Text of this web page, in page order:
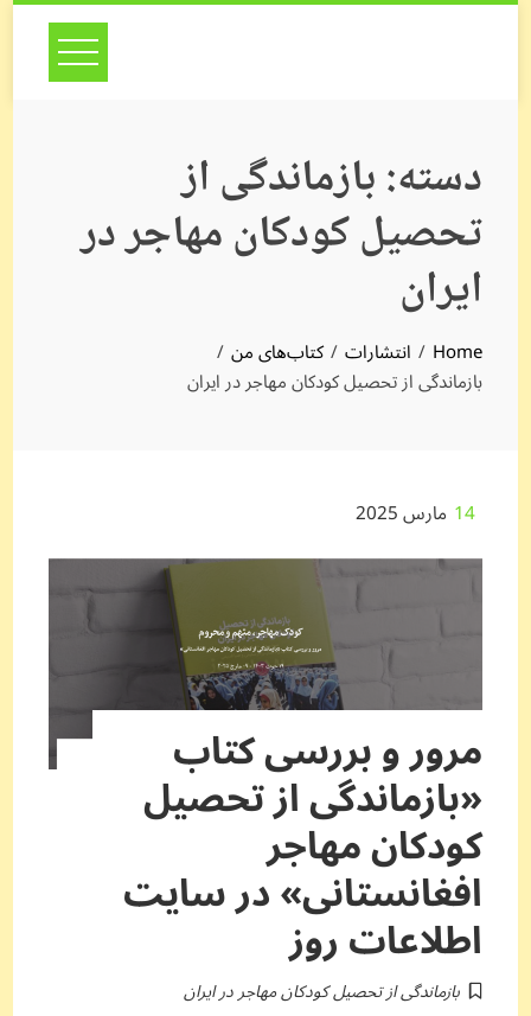
Skip
دسته:بازماندگی از
تحصیل کودکان مهاجر در
ایران
Home انتشارات کتاب‌های من
بازماندگی از تحصیل کودکان مهاجر در ایران
14 مارس 2025
مرور و بررسی کتاب
«بازماندگی از تحصیل
کودکان مهاجر
افغانستانی» در سایت
اطلاعات روز
بازماندگی از تحصیل کودکان مهاجر در ایران